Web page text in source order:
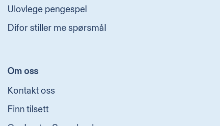
Ulovlege pengespel
Difor stiller me spørsmål
Om oss
Kontakt oss
Finn tilsett